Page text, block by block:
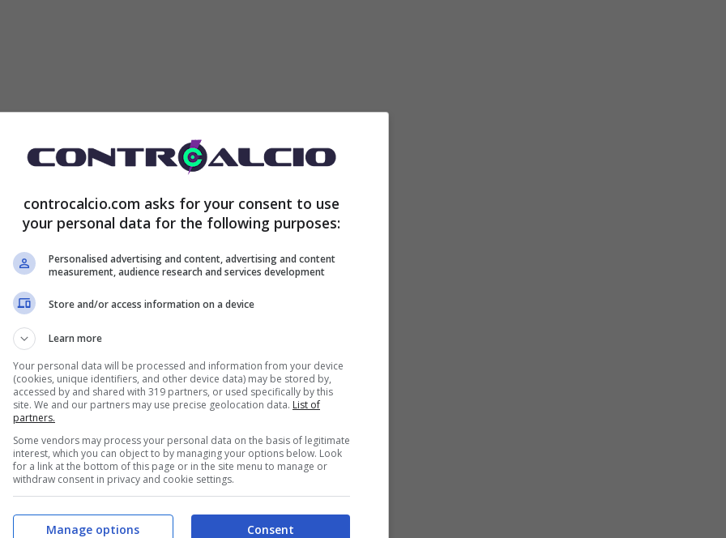
federale arrivano dopo un’umiliazione personale
un ministro fa leva perfino sulla tua dignitàpur
all’ammazzacaffè, e col senno di poi forse
andasse fatta un po’ prima. Anche perché così
il sistema provava a rimettersi in piedi dopo il
rilancio, ma anche errori e frenate. Perché
poco per perdere direzione.
chiara. L’Italia aveva ritrovato gioco, fiducia
vittoria ha avuto un peso enorme, perché ha
allo stesso tempo ha creato una copertura
controcalcio.com asks for your consent to use
your personal data for the following purposes:
Personalised advertising and content, advertising and content
measurement, audience research and services development
Store and/or access information on a device
Learn more
Your personal data will be processed and information from your device
(cookies, unique identifiers, and other device data) may be stored by,
accessed by and shared with 319 partners, or used specifically by this
site. We and our partners may use precise geolocation data. List of
partners.
Some vendors may process your personal data on the basis of legitimate
interest, which you can object to by managing your options below. Look
for a link at the bottom of this page or in the site menu to manage or
withdraw consent in privacy and cookie settings.
Consent
Manage options